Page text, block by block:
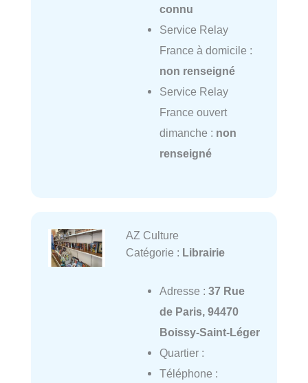
connu
Service Relay
France à domicile :
non renseigné
Service Relay
France ouvert
dimanche : non
renseigné
AZ Culture
Catégorie : Librairie
Adresse : 37 Rue
de Paris, 94470
Boissy-Saint-Léger
Quartier :
Téléphone :